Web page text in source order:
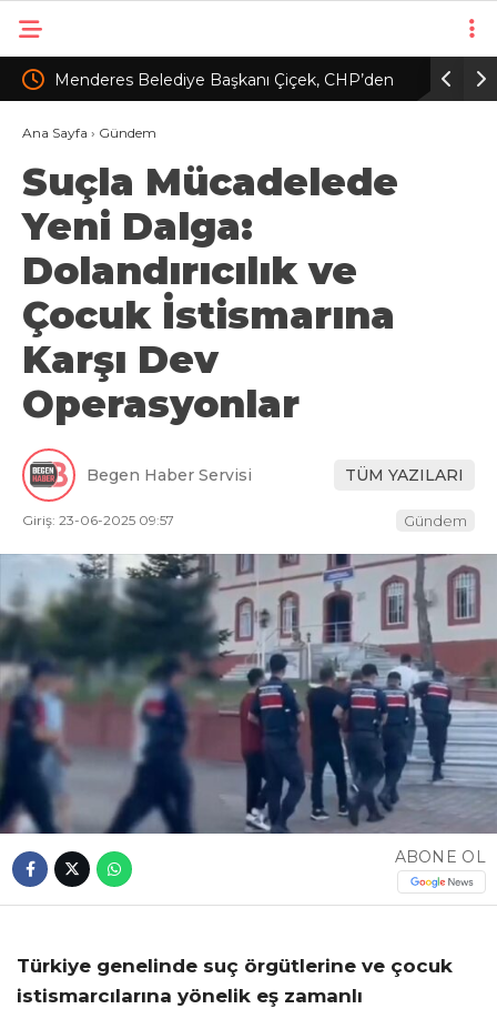
Menderes Belediye Başkanı Çiçek, CHP’den
kesin ihraç talebiyle disipline sevk edildi
Ana Sayfa › Gündem
Suçla Mücadelede
Yeni Dalga:
Dolandırıcılık ve
Çocuk İstismarına
Karşı Dev
Operasyonlar
Begen Haber Servisi TÜM YAZILARI
Giriş: 23-06-2025 09:57 Gündem
ABONE OL
Türkiye genelinde suç örgütlerine ve çocuk
istismarcılarına yönelik eş zamanlı